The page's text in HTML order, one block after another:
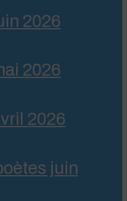
2026
2026
2026
juin